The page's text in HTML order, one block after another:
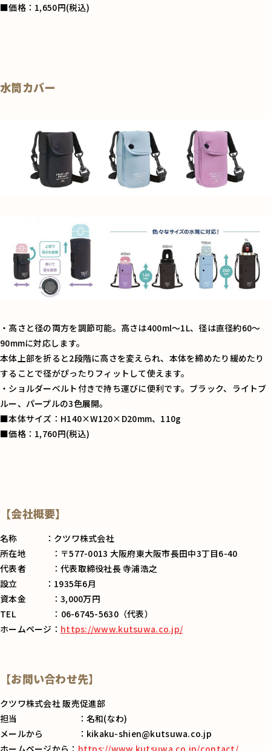
■価格：1,650円(税込)
水筒カバー
・高さと径の両方を調節可能。高さは400ml〜1L、径は直径約60〜
90mmに対応します。
本体上部を折ると2段階に高さを変えられ、本体を締めたり緩めたり
することで径がぴったりフィットして使えます。
・ショルダーベルト付きで持ち運びに便利です。ブラック、ライトブ
ルー、パープルの3色展開。
■本体サイズ：H140×W120×D20mm、110g
■価格：1,760円(税込)
【会社概要】
名称 ：クツワ株式会社
所在地 ：〒577-0013 大阪府東大阪市長田中3丁目6-40
代表者 ：代表取締役社長 寺浦浩之
設立 ：1935年6月
資本金 ：3,000万円
TEL ：06-6745-5630（代表）
ホームページ： https://www.kutsuwa.co.jp/
【お問い合わせ先】
クツワ株式会社 販売促進部
担当 ：名和(なわ)
メールから ：kikaku-shien@kutsuwa.co.jp